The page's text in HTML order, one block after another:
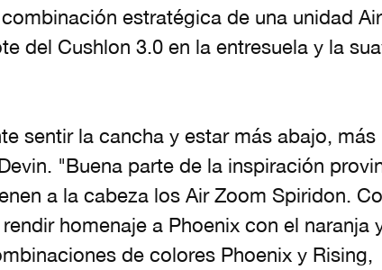
estratégica de una unidad Air
del Cushlon 3.0 en la entresuela y la
sentir la cancha y estar más abajo, más
"Buena parte de la inspiración
a la cabeza los Air Zoom Spiridon.
homenaje a Phoenix con el naranja
de colores Phoenix y Rising,